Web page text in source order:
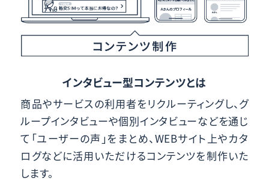
インタビュー型コンテンツとは
商品やサービスの利用者をリクルーティングし、グ
ループインタビューや個別インタビューなどを通じ
て「ユーザーの声」をまとめ、WEBサイト上やカタ
ログなどに活用いただけるコンテンツを制作いた
します。